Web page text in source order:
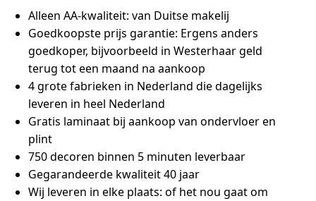
Alleen AA-kwaliteit: van Duitse makelij
Goedkoopste prijs garantie: Ergens anders
goedkoper, bijvoorbeeld in Westerhaar geld
terug tot een maand na aankoop
4 grote fabrieken in Nederland die dagelijks
leveren in heel Nederland
Gratis laminaat bij aankoop van ondervloer en
plint
750 decoren binnen 5 minuten leverbaar
Gegarandeerde kwaliteit 40 jaar
Wij leveren in elke plaats: of het nou gaat om